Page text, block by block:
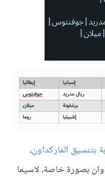
بتنسيق الماركداون،
بصورة خاصة، لاسيما